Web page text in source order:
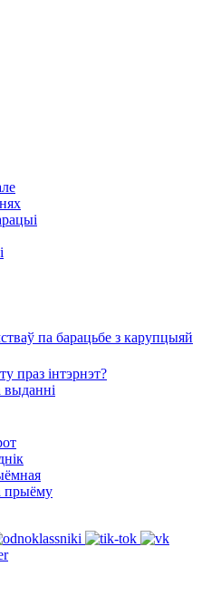
па барацьбе з карупцыяй
праз інтэрнэт?
выданні
прыёму